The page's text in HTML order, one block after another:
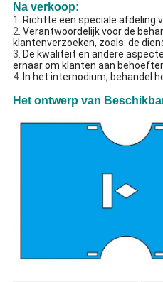
Na verkoop:
1. Richtte een speciale afdeling
2. Verantwoordelijk voor de
klantenverzoeken, zoals: de
3. De kwaliteit en andere
ernaar om klanten aan
4. In het internodium, behandel
Het ontwerp van